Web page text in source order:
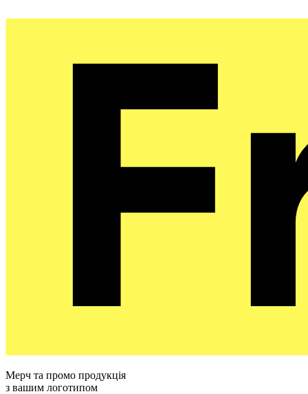
Мерч та промо продукція
з вашим логотипом